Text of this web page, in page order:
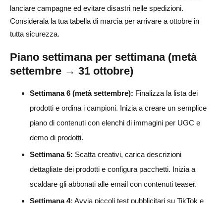
lanciare campagne ed evitare disastri nelle spedizioni.
Considerala la tua tabella di marcia per arrivare a ottobre in
tutta sicurezza.
Piano settimana per settimana (metà
settembre → 31 ottobre)
Settimana 6 (metà settembre): Finalizza la lista dei
prodotti e ordina i campioni. Inizia a creare un semplice
piano di contenuti con elenchi di immagini per UGC e
demo di prodotti.
Settimana 5: Scatta creativi, carica descrizioni
dettagliate dei prodotti e configura pacchetti. Inizia a
scaldare gli abbonati alle email con contenuti teaser.
Settimana 4: Avvia piccoli test pubblicitari su TikTok e